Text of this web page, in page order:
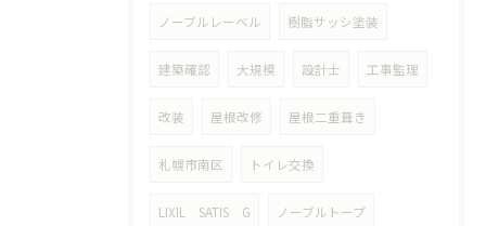
ノーブルレーベル 樹脂サッシ塗装
建築確認 大規模 設計士 工事監理
改装 屋根改修 屋根二重葺き
札幌市南区 トイレ交換
LIXIL SATIS G ノーブルトープ